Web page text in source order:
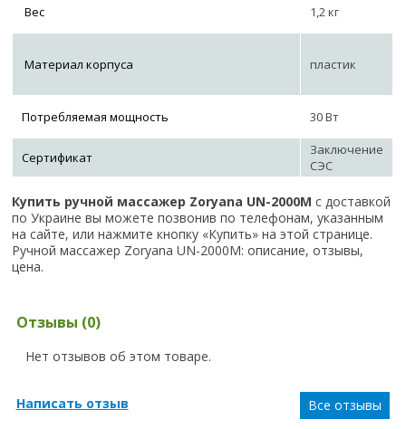
Вес 1,2 кг
Материал корпуса пластик
Потребляемая мощность 30 Вт
Сертификат
Заключение
СЭС
Купить ручной массажер Zoryana UN-2000M с доставкой
по Украине вы можете позвонив по телефонам, указанным
на сайте, или нажмите кнопку «Купить» на этой странице.
Ручной массажер Zoryana UN-2000M: описание, отзывы,
цена.
Отзывы (0)
Нет отзывов об этом товаре.
Написать отзыв Все отзывы